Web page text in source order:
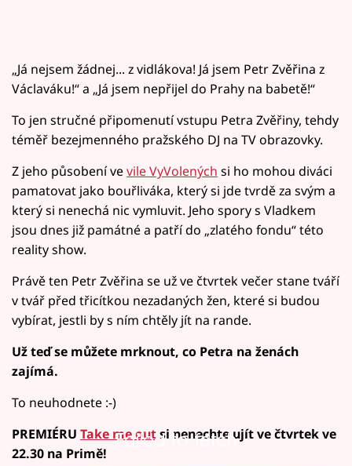
„Já nejsem žádnej... z vidlákova! Já jsem Petr Zvěřina z
Václaváku!“ a „Já jsem nepřijel do Prahy na babetě!“
To jen stručné připomenutí vstupu Petra Zvěřiny, tehdy
téměř bezejmenného pražského DJ na TV obrazovky.
Z jeho působení vevile VyVolených si ho mohou diváci
pamatovat jako bouřliváka, který si jde tvrdě za svým a
který si nenechá nic vymluvit. Jeho spory s Vladkem
jsou dnes již památné a patří do „zlatého fondu“ této
reality show.
Právě ten Petr Zvěřina se už ve čtvrtek večer stane tváří
v tvář před třicítkou nezadaných žen, které si budou
vybírat, jestli by s ním chtěly jít na rande.
Už teď se můžete mrknout, co Petra na ženách
zajímá.
To neuhodnete :-)
Failed to fetch
PREMIÉRU Take me outsi nenechte ujít ve čtvrtek ve
22.30 na Primě!